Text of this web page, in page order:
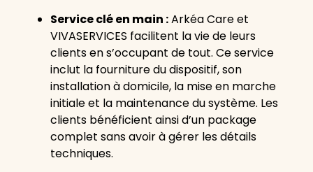
Service clé en main :Arkéa Care et
VIVASERVICES facilitent la vie de leurs
clients en s’occupant de tout. Ce service
inclut la fourniture du dispositif, son
installation à domicile, la mise en marche
initiale et la maintenance du système. Les
clients bénéficient ainsi d’un package
complet sans avoir à gérer les détails
techniques.